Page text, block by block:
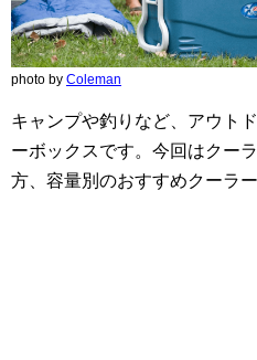
photo by Coleman
キャンプや釣りなど、アウト
ーボックスです。今回はクー
方、容量別のおすすめクーラ